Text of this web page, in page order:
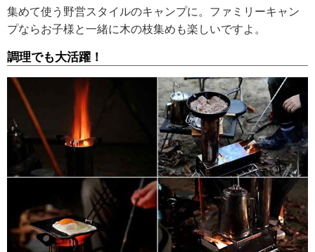
集めて使う野営スタイルのキャンプに。ファミリーキャン
プならお子様と一緒に木の枝集めも楽しいですよ。
調理でも大活躍！